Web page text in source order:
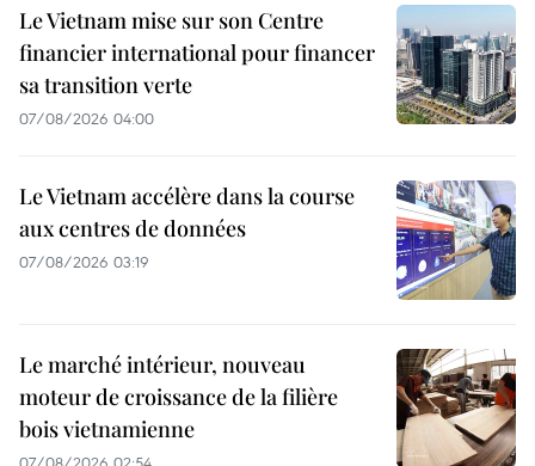
Le Vietnam mise sur son Centre
financier international pour financer
sa transition verte
07/08/2026 04:00
Le Vietnam accélère dans la course
aux centres de données
07/08/2026 03:19
Le marché intérieur, nouveau
moteur de croissance de la filière
bois vietnamienne